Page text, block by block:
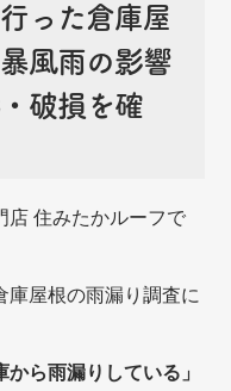
った倉庫屋
風雨の影響
破損を確
店 住みたかルーフで
庫屋根の雨漏り調査に
から雨漏りしている」